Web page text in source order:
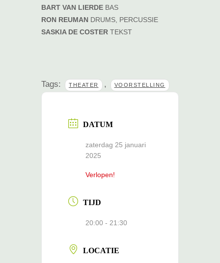
BART VAN LIERDE BAS
RON REUMAN DRUMS, PERCUSSIE
SASKIA DE COSTER TEKST
Tags: THEATER , VOORSTELLING
DATUM
zaterdag 25 januari
2025
Verlopen!
TIJD
20:00 - 21:30
LOCATIE